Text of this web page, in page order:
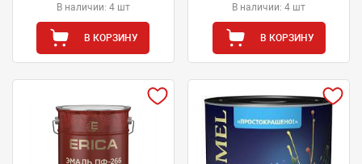
В наличии: 4 шт
В КОРЗИНУ
В наличии: 4 шт
В КОРЗИНУ